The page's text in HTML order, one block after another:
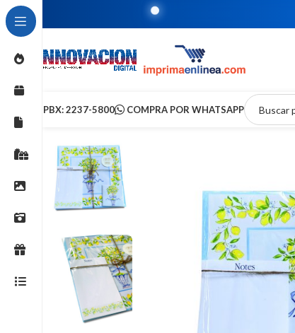
PBX: 2237-5800 COMPRA POR WHATSAPP